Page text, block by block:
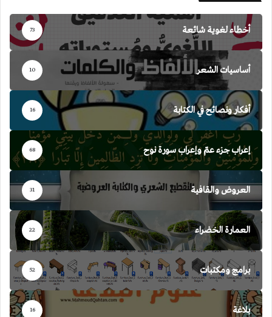
أخطاء لغوية شائعة 73
أساسيات الشعر 10
أفكار ونصائح في الكتابة 16
إعراب جزء عمّ وإعراب سورة نوح 68
العروض والقافية 31
العمارة الخضراء 22
برامج ومكتبات 52
بلاغة 16